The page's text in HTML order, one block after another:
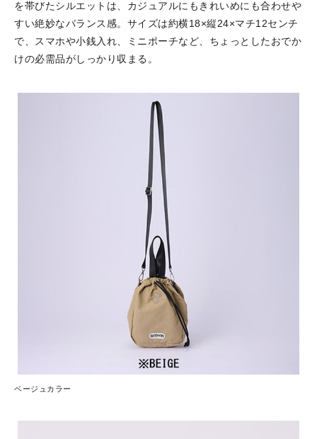
を帯びたシルエットは、カジュアルにもきれいめにも合わせや
すい絶妙なバランス感。サイズは約横18×縦24×マチ12センチ
で、スマホや小銭入れ、ミニポーチなど、ちょっとしたおでか
けの必需品がしっかり収まる。
ベージュカラー